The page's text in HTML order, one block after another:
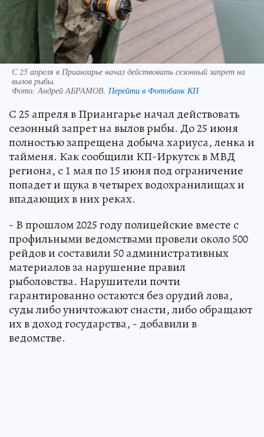
С 25 апреля в Приангарье начал действовать сезонный запрет на
вылов рыбы.
Фото: Андрей АБРАМОВ. Перейти в Фотобанк КП
С 25 апреля в Приангарье начал действовать
сезонный запрет на вылов рыбы. До 25 июня
полностью запрещена добыча хариуса, ленка и
тайменя. Как сообщили КП-Иркутск в МВД
региона, с 1 мая по 15 июня под ограничение
попадет и щука в четырех водохранилищах и
впадающих в них реках.
- В прошлом 2025 году полицейские вместе с
профильными ведомствами провели около 500
рейдов и составили 50 административных
материалов за нарушение правил
рыболовства. Нарушители почти
гарантированно остаются без орудий лова,
суды либо уничтожают снасти, либо обращают
их в доход государства, - добавили в
ведомстве.